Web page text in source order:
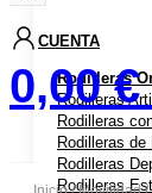
Rodilleras
Rodilleras
Rodilleras
Rodilleras de
Rodilleras
Rodilleras
CUENTA
0,00€